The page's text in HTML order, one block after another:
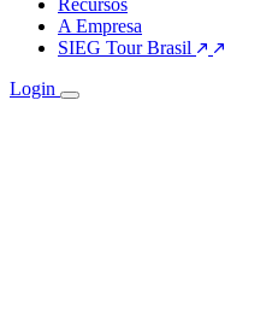
A Empresa
SIEG Tour Brasil
Login